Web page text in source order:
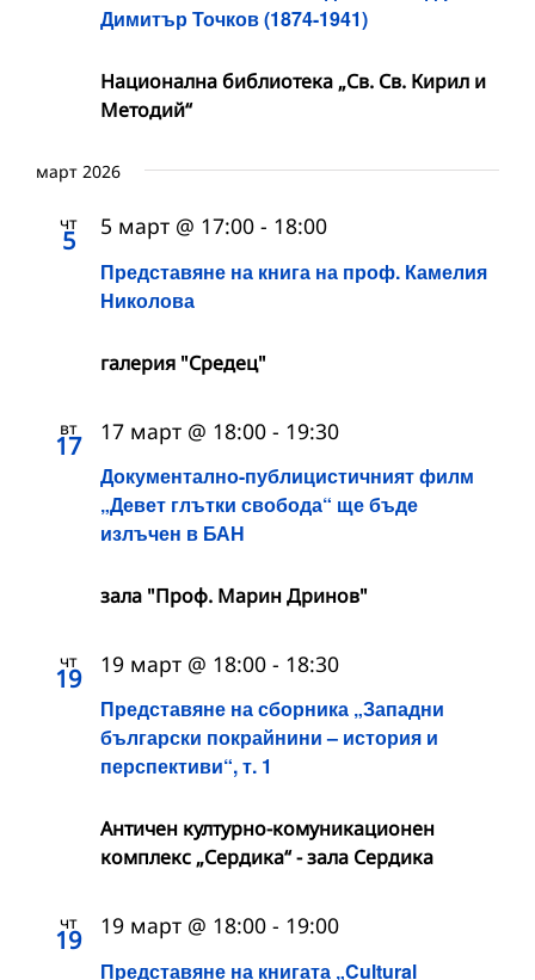
Димитър Точков (1874-1941)
Национална библиотека „Св. Св. Кирил и
Методий“
март 2026
чт
5
Представяне на книга на проф. Камелия
Николова
5 март @ 17:00 - 18:00
галерия "Средец"
вт
17
Документално-публицистичният филм
„Девет глътки свобода“ ще бъде
излъчен в БАН
17 март @ 18:00 - 19:30
зала "Проф. Марин Дринов"
чт
19
Представяне на сборника „Западни
български покрайнини – история и
перспективи“, т. 1
19 март @ 18:00 - 18:30
Античен културно-комуникационен
комплекс „Сердика“ - зала Сердика
чт
19
Представяне на книгата „Cultural
19 март @ 18:00 - 19:00